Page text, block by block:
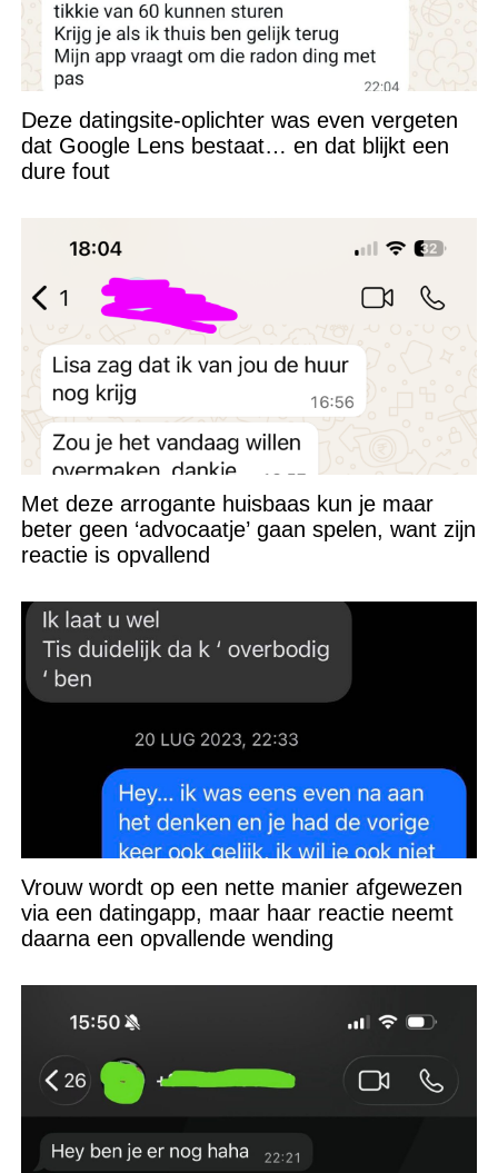
Deze datingsite-oplichter was even vergeten
dat Google Lens bestaat… en dat blijkt een
dure fout
Met deze arrogante huisbaas kun je maar
beter geen ‘advocaatje’ gaan spelen, want zijn
reactie is opvallend
Vrouw wordt op een nette manier afgewezen
via een datingapp, maar haar reactie neemt
daarna een opvallende wending